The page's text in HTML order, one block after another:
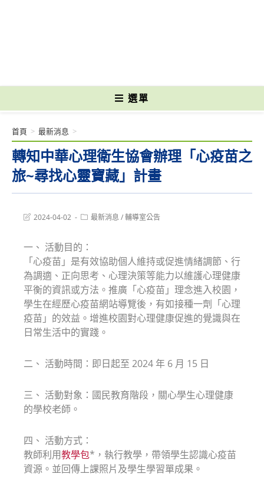
選單
轉知中華心理衛生協會辦理「心疫苗之
旅~尋找心靈寶藏」計畫
首頁 > 最新消息 >
Post2024-04-02
Post最新消息 /輔導室公告
一、 活動目的：
「心疫苗」是有效協助個人維持或促進情緒調節、行
為調適、正向思考、心理決策等能力以維護心理健康
平衡的資訊或方法。推廣「心疫苗」理念進入校園，
學生在經歷心疫苗網站導覽後，有如接種一劑「心理
疫苗」的效益。增進校園對心理健康促進的覺識與在
日常生活中的實踐。
二、 活動時間：即日起至 2024 年 6 月 15 日
三、 活動對象：國民教育階段，關心學生心理健康
的學校老師。
四、 活動方式：
教師利用教學包*，執行教學，帶領學生認識心疫苗
資源。並回傳上課照片及學生學習單成果。